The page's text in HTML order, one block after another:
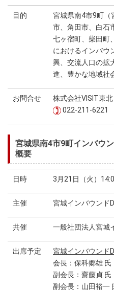
目的
宮城県南4市9町（
市、角田市、白石
七ヶ宿町、柴田町
におけるインバウ
興、交流人口の拡
進、豊かな地域社
お問合せ
株式会社VISIT東北
022-211-6221
宮城県南4市9町インバウ
概要
日時 3月21日（火）
主催 宮城インバウンド
共催 一般社団法人宮城
出席予定
宮城インバウンド
会長：保科郷雄 氏
副会長：齋藤貞 氏
副会長：山田裕一